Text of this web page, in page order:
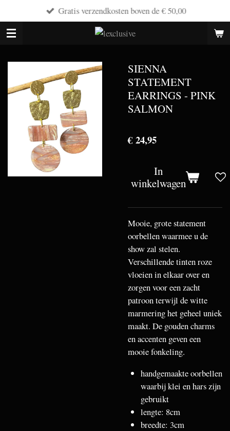
direct
naar
hoofdinhoud
Gratis verzendkosten boven de € 50,00
SIENNA
STATEMENT
EARRINGS - PINK
SALMON
€ 24,95
In
winkelwagen
Mooie, grote statement
oorbellen waarmee u de
show zal stelen.
Verschillende tinten roze
vloeien in elkaar over en
zorgen voor een zacht
patroon terwijl de witte
marmering het geheel uniek
maakt. De gouden charms
en accenten geven een
mooie fonkeling.
handgemaakte oorbellen
waarbij klei en hars zijn
gebruikt
lengte: 8cm
breedte: 3cm